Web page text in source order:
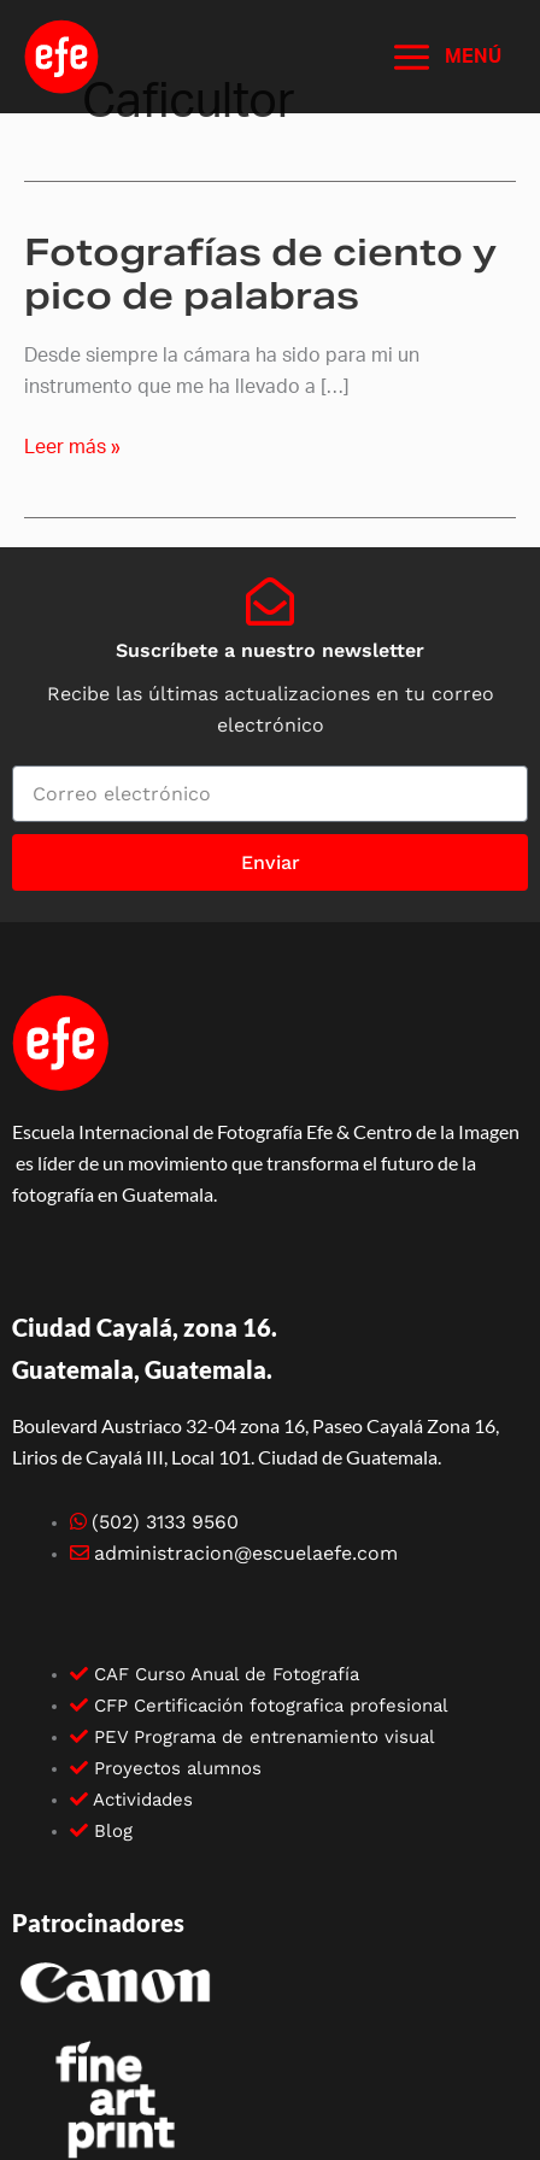
contenido
MENÚ
Caficultor
Fotografías de ciento y
pico de palabras
Desde siempre la cámara ha sido para mi un
instrumento que me ha llevado a […]
Fotografías
ciento
Leer más »
Suscríbete a nuestro newsletter
Recibe las últimas actualizaciones en tu correo
electrónico
Enviar
Escuela Internacional de Fotografía Efe & Centro de la Imagen
es líder de un movimiento que transforma el futuro de la
fotografía en Guatemala.
Ciudad Cayalá, zona 16.
Guatemala, Guatemala.
Boulevard Austriaco 32-04 zona 16, Paseo Cayalá Zona 16,
Lirios de Cayalá III, Local 101. Ciudad de Guatemala.
(502) 3133 9560
administracion@escuelaefe.com
CAF Curso Anual de Fotografía
CFP Certificación fotografica profesional
PEV Programa de entrenamiento visual
Proyectos alumnos
Actividades
Blog
Patrocinadores